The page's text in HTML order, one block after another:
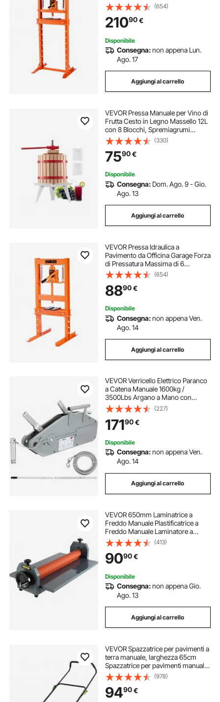
Tonnellate, Pressa Idraulica da
Officina Manuale Corpo in Acciaio
al Carbonio Altezza Regolabile tra
40-705 mm
(654)
21090€
Disponibile
Consegna:non appena Lun.
Ago. 17
Aggiungi al carrello
VEVOR Pressa Manuale per Vino di
Frutta Cesto in Legno Massello 12L
con 8 Blocchi, Spremiagrumi
Manuale per Bevande Alcoliche
Pressa per Sidro, Mela, Uva,
Tintura, Miele, Olio d'Oliva Cucina,
Casa
(330)
7590€
Disponibile
Consegna: Dom. Ago. 9 - Gio.
Ago. 13
Aggiungi al carrello
VEVOR Pressa Idraulica a
Pavimento da Officina Garage Forza
di Pressatura Massima di 6
Tonnellate, Pressa Idraulica da
Officina Manuale Corpo in Acciaio
al Carbonio Altezza Regolabile tra
55-250 mm
(654)
8890€
Disponibile
Consegna:non appena Ven.
Ago. 14
Aggiungi al carrello
VEVOR Verricello Elettrico Paranco
a Catena Manuale 1600kg /
3500Lbs Argano a Mano con
Lunghezza della Corda 25m
Paranco Sollevatore per Argano
Manuale in Metallico Uso
(227)
17190€
Disponibile
Consegna:non appena Ven.
Ago. 14
Aggiungi al carrello
VEVOR 650mm Laminatrice a
Freddo Manuale Plastificatrice a
Freddo Manuale Laminatore a
Freddo a 4 Rulli Gomma Morbida E
Alla Superficie Liscia
(413)
9090€
Disponibile
Consegna:non appena Gio.
Ago. 13
Aggiungi al carrello
VEVOR Spazzatrice per pavimenti a
terra manuale, larghezza 65cm
Spazzatrice per pavimenti manuale,
contenitore per rifiuti da 18,9L,
maniglia in angolazione e altezza,
cortile, garage, patio
(978)
9490€